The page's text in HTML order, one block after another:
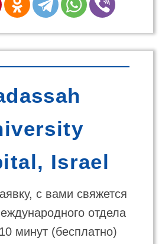
Israel
с вами свяжется
отдела
минут (бесплатно)